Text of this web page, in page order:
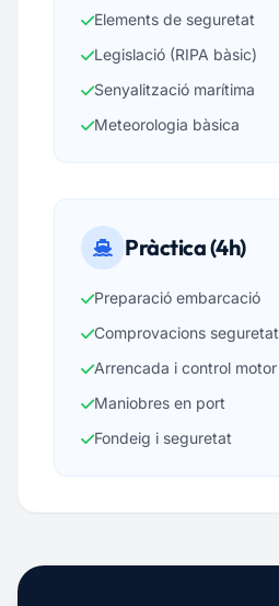
Elements de seguretat
Legislació (RIPA bàsic)
Senyalització marítima
Meteorologia bàsica
Pràctica (4h)
Preparació embarcació
Comprovacions seguretat
Arrencada i control motor
Maniobres en port
Fondeig i seguretat